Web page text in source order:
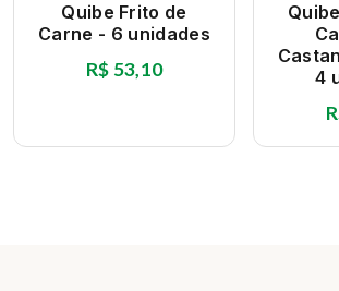
Quibe Frito de
Carne - 6 unidades
R$ 53,10
4